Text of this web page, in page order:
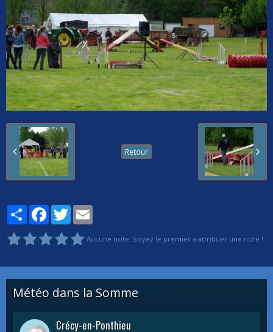
Retour
PartagerFacebook
Twitter
Aucune note. Soyez le premier à attribuer une note !
Météo dans la Somme
Crécy-en-Ponthieu